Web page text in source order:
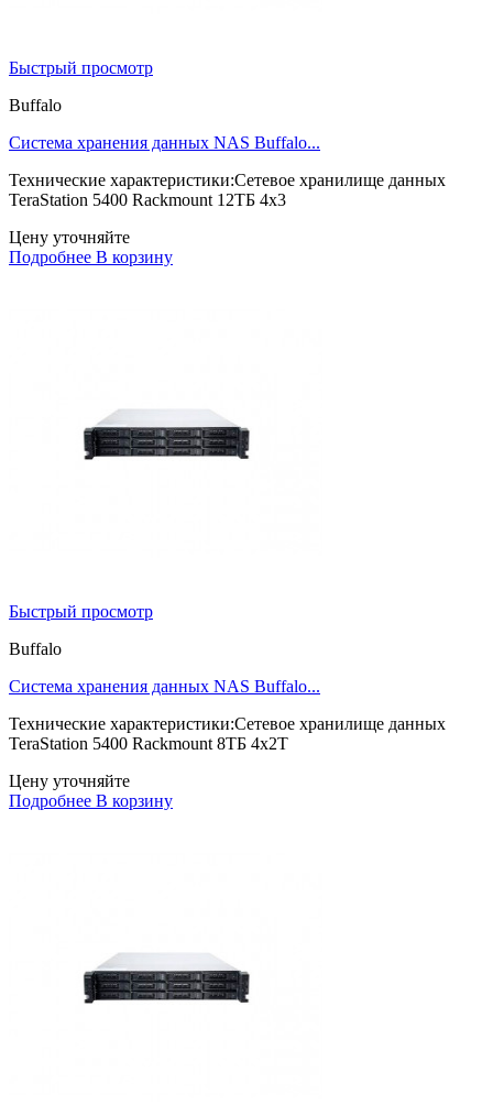
Быстрый просмотр
Buffalo
Система хранения данных NAS Buffalo...
Технические характеристики:Сетевое хранилище данных
TeraStation 5400 Rackmount 12ТБ 4x3
Цену уточняйте
Подробнее В корзину
Быстрый просмотр
Buffalo
Система хранения данных NAS Buffalo...
Технические характеристики:Сетевое хранилище данных
TeraStation 5400 Rackmount 8ТБ 4x2Т
Цену уточняйте
Подробнее В корзину